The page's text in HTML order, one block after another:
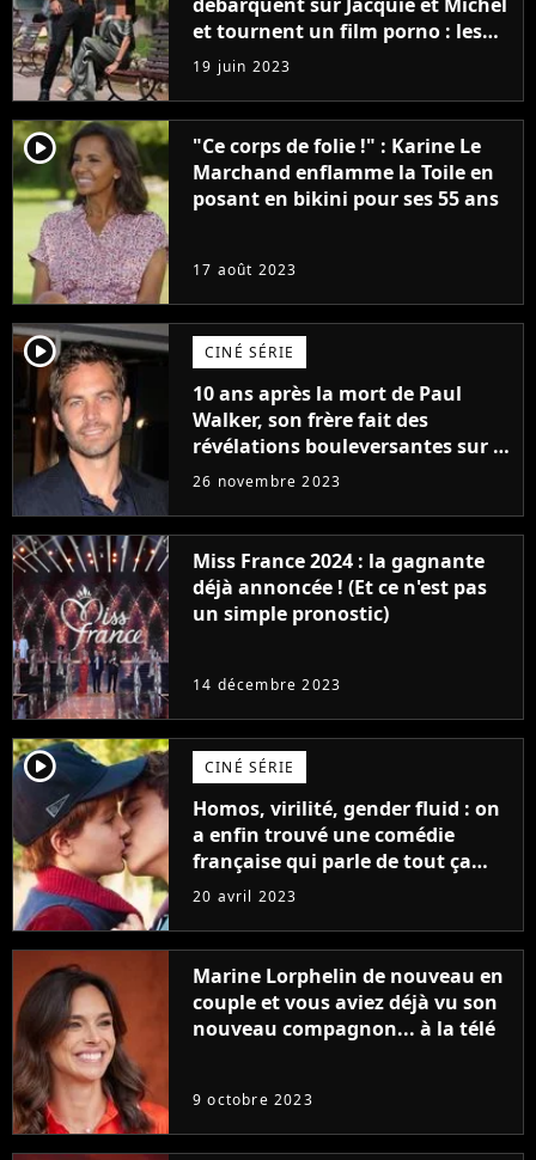
et tournent un film porno : les
premières images du tournage
(exclu)
19 juin 2023
player2
"Ce corps de folie !" : Karine Le
Marchand enflamme la Toile en
posant en bikini pour ses 55 ans
17 août 2023
player2 CINÉ SÉRIE
10 ans après la mort de Paul
Walker, son frère fait des
révélations bouleversantes sur la
réaction des acteurs de Fast and
26 novembre 2023
Miss France 2024 : la gagnante
déjà annoncée ! (Et ce n'est pas
un simple pronostic)
14 décembre 2023
player2 CINÉ SÉRIE
Homos, virilité, gender fluid : on
a enfin trouvé une comédie
française qui parle de tout ça
sans être super ringarde
20 avril 2023
Marine Lorphelin de nouveau en
couple et vous aviez déjà vu son
nouveau compagnon... à la télé
9 octobre 2023